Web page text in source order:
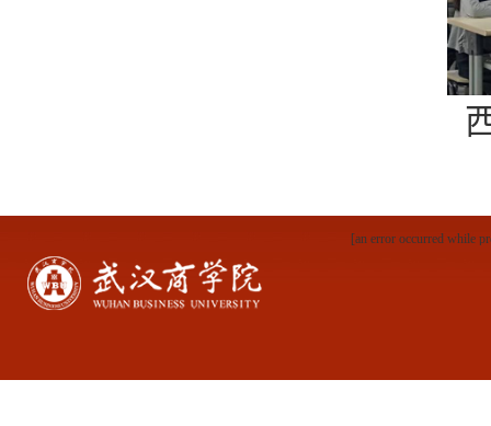
[an error occurred while